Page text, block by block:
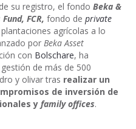
su registro, el fondoBeka &
FCR, fondo deprivate
agrícolas a lo
porBeka Asset
con Bolschare, ha
de más de 500
y olivar tras realizar un
de inversión de
yfamily offices.